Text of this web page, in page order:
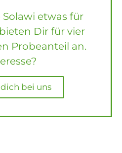
Solawi etwas für
Dir für vier
Probeanteil an.
bei uns